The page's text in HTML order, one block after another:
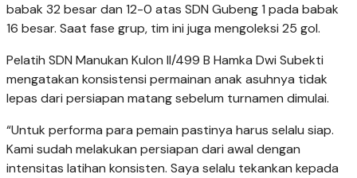
babak 32 besar dan 12-0 atas SDN Gubeng 1 pada babak
16 besar. Saat fase grup, tim ini juga mengoleksi 25 gol.
Pelatih SDN Manukan Kulon II/499 B Hamka Dwi Subekti
mengatakan konsistensi permainan anak asuhnya tidak
lepas dari persiapan matang sebelum turnamen dimulai.
“Untuk performa para pemain pastinya harus selalu siap.
Kami sudah melakukan persiapan dari awal dengan
intensitas latihan konsisten. Saya selalu tekankan kepada